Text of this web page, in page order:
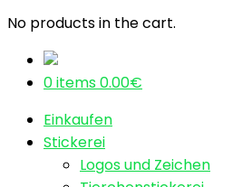
No products in the cart.
0 items0.00€
Einkaufen
Stickerei
Logos und Zeichen